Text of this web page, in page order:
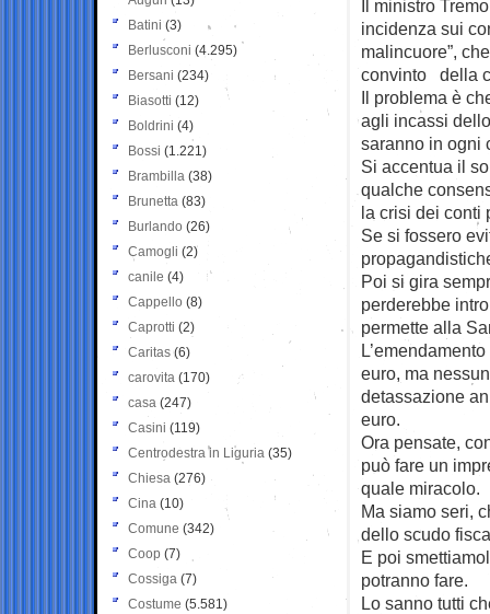
Il ministro
incidenza sui
malincuore”,
convinto della
Il problema è
agli incassi
saranno in ogni
Si accentua il
qualche
la crisi dei conti
Se si fossero
Poi si gira
perderebbe
permette alla
euro, ma
detassazione
euro.
Ora pensate,
può fare un
quale miracolo.
Ma siamo seri,
dello scudo
E poi
potranno fare.
Lo sanno tutti
Batini (3)
Berlusconi (4.295)
Bersani (234)
Biasotti (12)
Boldrini (4)
Bossi (1.221)
Brambilla (38)
Brunetta (83)
Burlando (26)
Camogli (2)
canile (4)
Cappello (8)
Caprotti (2)
Caritas (6)
carovita (170)
casa (247)
Casini (119)
Centrodestra in Liguria (35)
Chiesa (276)
Cina (10)
Comune (342)
Coop (7)
Cossiga (7)
Costume (5.581)